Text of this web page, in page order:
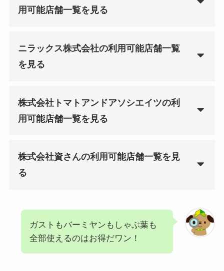
用可能店舗一覧を見る
ニラックス株式会社の利用可能店舗一覧
を見る
株式会社トマトアンドアソシエイツの利
用可能店舗一覧を見る
株式会社資さんの利用可能店舗一覧を見
る
ガストもバーミヤンもしゃぶ葉も
全部使えるのはお得だワン！